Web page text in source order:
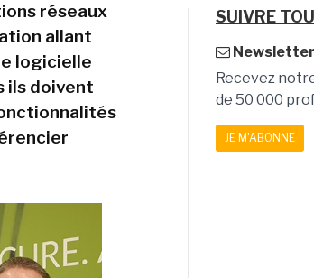
réseaux
allant
logicielle
ils doivent
SUIVRE
Newsletter
Recevez
de 50 000
JE M'ABONNE